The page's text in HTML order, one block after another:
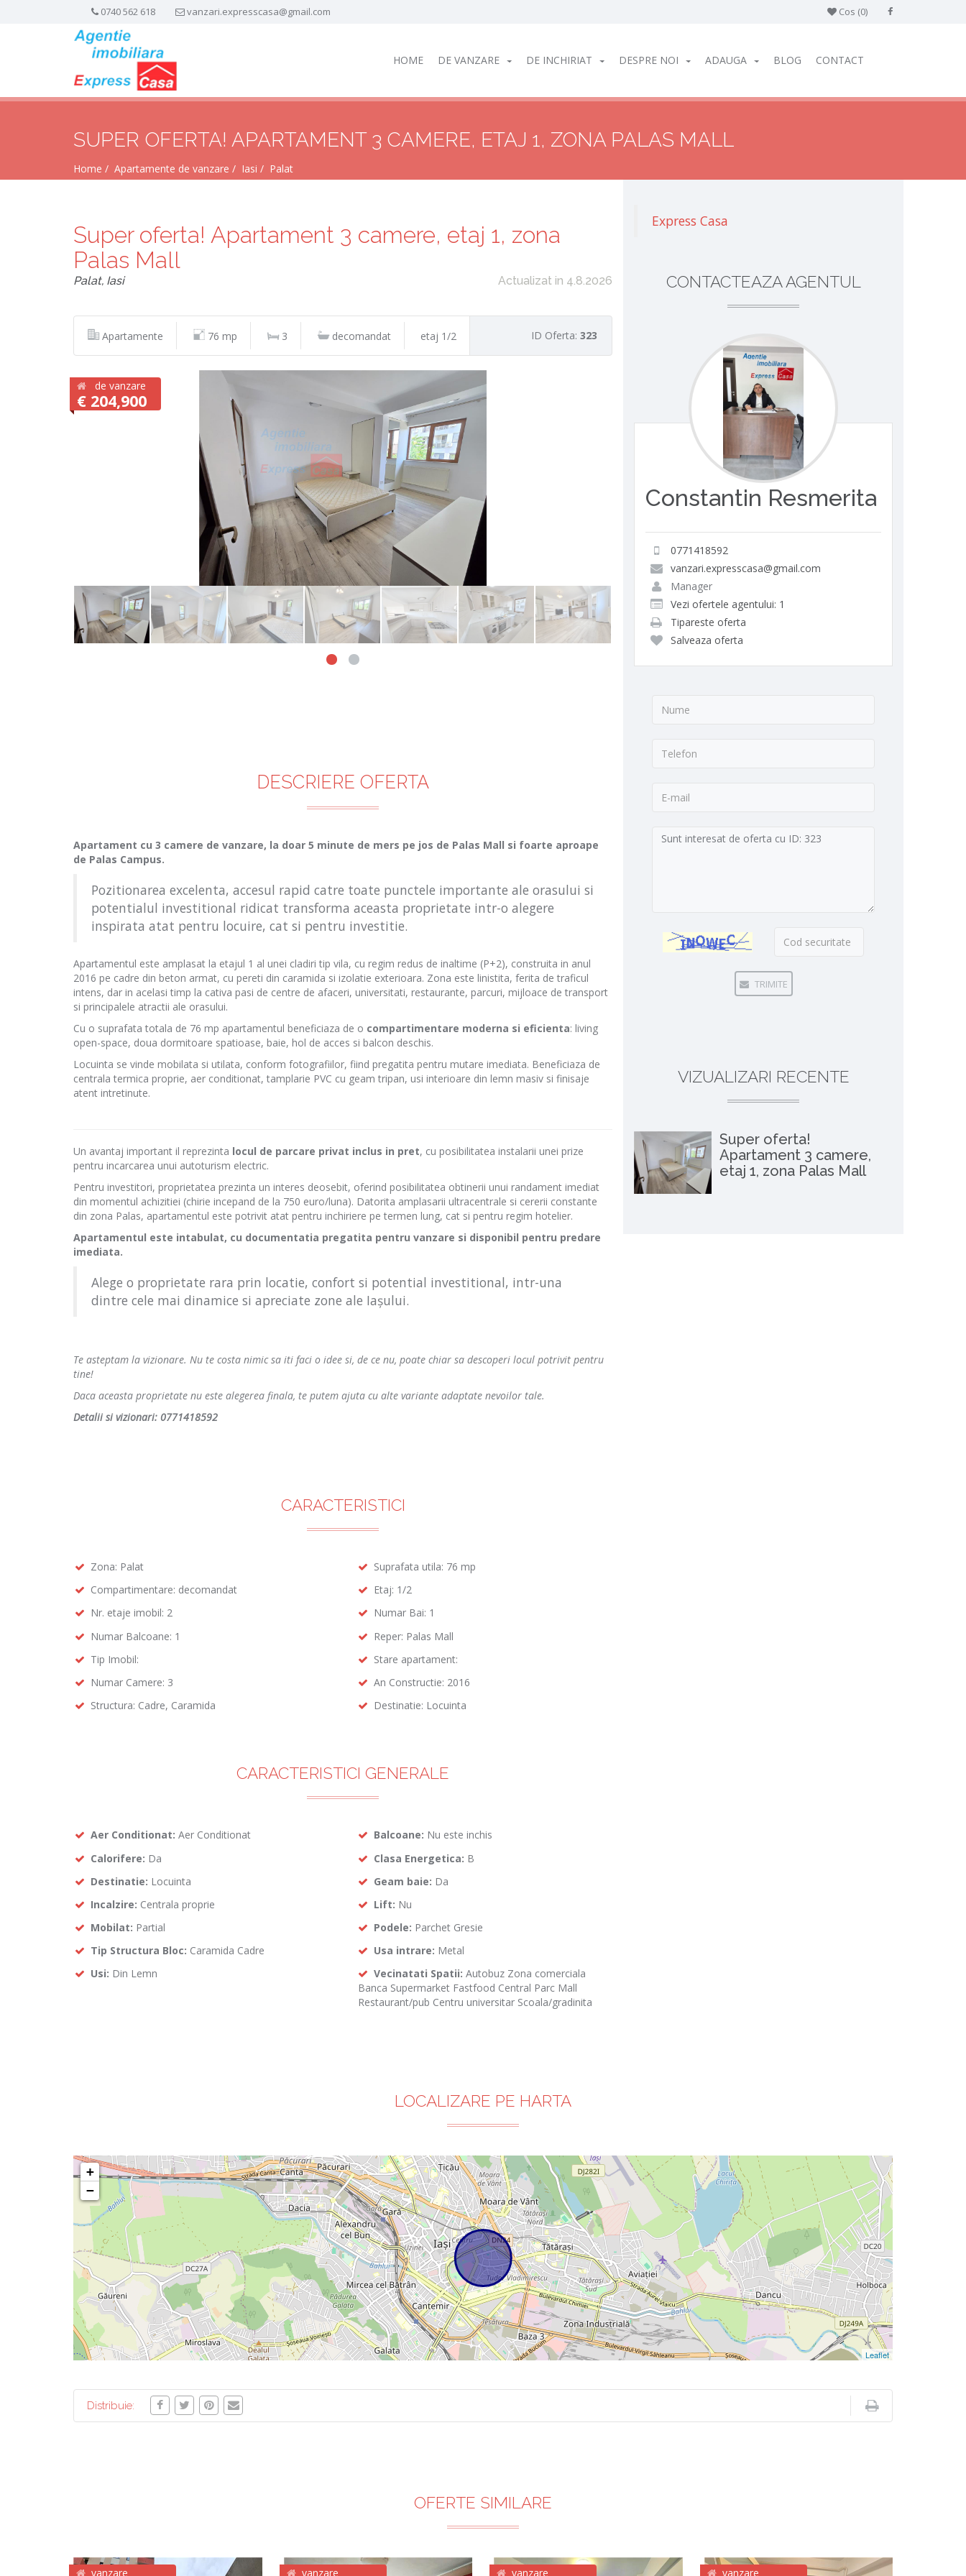
0740 562 618 vanzari.expresscasa@gmail.com Cos (0)
HOME DE VANZARE DE INCHIRIAT DESPRE NOI ADAUGA BLOG CONTACT
SUPER OFERTA! APARTAMENT 3 CAMERE, ETAJ 1, ZONA PALAS MALL
Home Apartamente de vanzare Iasi Palat
Super oferta! Apartament 3 camere, etaj 1, zona
Palas Mall
Actualizat in 4.8.2026
Palat, Iasi
Apartamente 76 mp 3 decomandat etaj 1/2 ID Oferta: 323
de vanzare
€ 204,900
Vezi Galeria
DESCRIERE OFERTA
Apartament cu 3 camere de vanzare, la doar 5 minute de mers pe jos de Palas Mall si foarte aproape
de Palas Campus.
Pozitionarea excelenta, accesul rapid catre toate punctele importante ale orasului si
potentialul investitional ridicat transforma aceasta proprietate intr-o alegere
inspirata atat pentru locuire, cat si pentru investitie.
Apartamentul este amplasat la etajul 1 al unei cladiri tip vila, cu regim redus de inaltime (P+2), construita in anul
2016 pe cadre din beton armat, cu pereti din caramida si izolatie exterioara. Zona este linistita, ferita de traficul
intens, dar in acelasi timp la cativa pasi de centre de afaceri, universitati, restaurante, parcuri, mijloace de transport
si principalele atractii ale orasului.
Cu o suprafata totala de 76 mp apartamentul beneficiaza de o compartimentare moderna si eficienta: living
open-space, doua dormitoare spatioase, baie, hol de acces si balcon deschis.
Locuinta se vinde mobilata si utilata, conform fotografiilor, fiind pregatita pentru mutare imediata. Beneficiaza de
centrala termica proprie, aer conditionat, tamplarie PVC cu geam tripan, usi interioare din lemn masiv si finisaje
atent intretinute.
Un avantaj important il reprezinta locul de parcare privat inclus in pret, cu posibilitatea instalarii unei prize
pentru incarcarea unui autoturism electric.
Pentru investitori, proprietatea prezinta un interes deosebit, oferind posibilitatea obtinerii unui randament imediat
din momentul achizitiei (chirie incepand de la 750 euro/luna). Datorita amplasarii ultracentrale si cererii constante
din zona Palas, apartamentul este potrivit atat pentru inchiriere pe termen lung, cat si pentru regim hotelier.
Apartamentul este intabulat, cu documentatia pregatita pentru vanzare si disponibil pentru predare
imediata.
Alege o proprietate rara prin locatie, confort si potential investitional, intr-una
dintre cele mai dinamice si apreciate zone ale Iașului.
Te asteptam la vizionare. Nu te costa nimic sa iti faci o idee si, de ce nu, poate chiar sa descoperi locul potrivit pentru
tine!
Daca aceasta proprietate nu este alegerea finala, te putem ajuta cu alte variante adaptate nevoilor tale.
Detalii si vizionari: 0771418592
CARACTERISTICI
Zona: Palat
Suprafata utila: 76 mp
Compartimentare: decomandat
Etaj: 1/2
Nr. etaje imobil: 2
Numar Bai: 1
Numar Balcoane: 1
Reper: Palas Mall
Tip Imobil:
Stare apartament:
Numar Camere: 3
An Constructie: 2016
Structura: Cadre, Caramida
Destinatie: Locuinta
CARACTERISTICI GENERALE
Aer Conditionat: Aer Conditionat Balcoane: Nu este inchis
Calorifere: Da Clasa Energetica: B
Destinatie: Locuinta Geam baie: Da
Incalzire: Centrala proprie Lift: Nu
Mobilat: Partial Podele: Parchet Gresie
Tip Structura Bloc: Caramida Cadre Usa intrare: Metal
Usi: Din Lemn Vecinatati Spatii: Autobuz Zona comerciala
Banca Supermarket Fastfood Central Parc Mall
Restaurant/pub Centru universitar Scoala/gradinita
Express Casa
CONTACTEAZA AGENTUL
Constantin Resmerita
0771418592
vanzari.expresscasa@gmail.com
Manager
Vezi ofertele agentului: 1
Tipareste oferta
Salveaza oferta
mail:
Mesaj:
securitate:
TRIMITE
VIZUALIZARI RECENTE
Super oferta!
Apartament 3 camere,
etaj 1, zona Palas Mall
LOCALIZARE PE HARTA
+
−
Leaflet
Distribuie:
OFERTE SIMILARE
vanzare vanzare vanzare vanzare